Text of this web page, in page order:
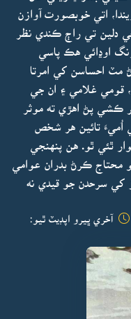
اتي خوبصورت آوازن
دلين تي راڄ ڪندي نظر
اوڍائي هڪ پاسي
مٽ احساسن کي امرتا
قومي غلامي ۽ ان جي
ڪشي پڻ اهڙي ته موثر
اُميءَ تائين هر شخص
ٿئي ٿو. هن پنهنجي
محتاج ڪرڻ بدران عوامي
کي سرحدن جو قيدي نه
آخري ڀيرو اپڊيٽ ٿيو: